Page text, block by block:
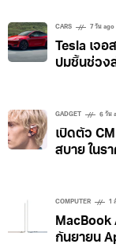
CARS 7 วัน ago
Tesla เจ
ปมชิ้นช่วง
GADGET 6 วัน
เปิดตัว
สบาย ในร
COMPUTER 1
MacBook
กันยายน